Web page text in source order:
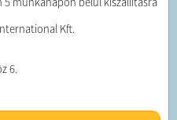
Kft.
6.